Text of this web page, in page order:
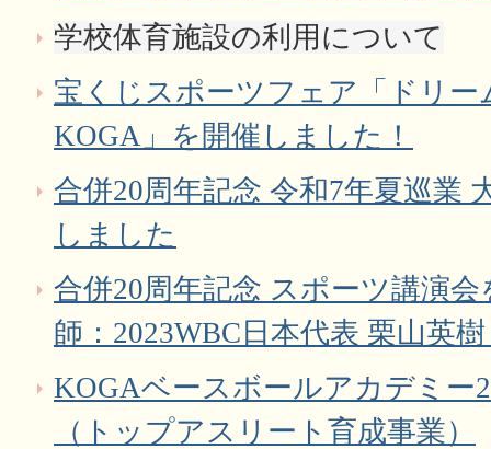
学校体育施設の利用について
宝くじスポーツフェア「ドリ
KOGA」を開催しました！
合併20周年記念 令和7年夏巡業
しました
合併20周年記念 スポーツ講演
師：2023WBC日本代表 栗山英
KOGAベースボールアカデミー
（トップアスリート育成事業）